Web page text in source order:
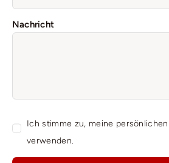
Nachricht
Ich stimme zu, meine
verwenden.